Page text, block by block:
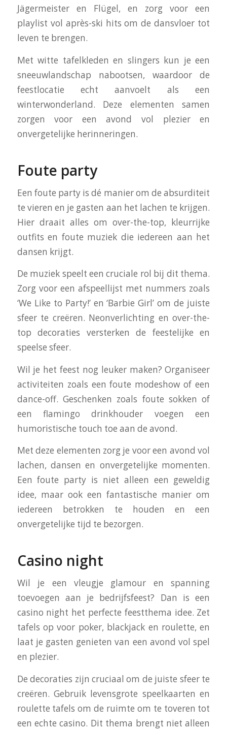
Jägermeister en Flügel, en zorg voor een
playlist vol après-ski hits om de dansvloer tot
leven te brengen.
Met witte tafelkleden en slingers kun je een
sneeuwlandschap nabootsen, waardoor de
feestlocatie echt aanvoelt als een
winterwonderland. Deze elementen samen
zorgen voor een avond vol plezier en
onvergetelijke herinneringen.
Foute party
Een foute party is dé manier om de absurditeit
te vieren en je gasten aan het lachen te krijgen.
Hier draait alles om over-the-top, kleurrijke
outfits en foute muziek die iedereen aan het
dansen krijgt.
De muziek speelt een cruciale rol bij dit thema.
Zorg voor een afspeellijst met nummers zoals
‘We Like to Party!’ en ‘Barbie Girl’ om de juiste
sfeer te creëren. Neonverlichting en over-the-
top decoraties versterken de feestelijke en
speelse sfeer.
Wil je het feest nog leuker maken? Organiseer
activiteiten zoals een foute modeshow of een
dance-off. Geschenken zoals foute sokken of
een flamingo drinkhouder voegen een
humoristische touch toe aan de avond.
Met deze elementen zorg je voor een avond vol
lachen, dansen en onvergetelijke momenten.
Een foute party is niet alleen een geweldig
idee, maar ook een fantastische manier om
iedereen betrokken te houden en een
onvergetelijke tijd te bezorgen.
Casino night
Wil je een vleugje glamour en spanning
toevoegen aan je bedrijfsfeest? Dan is een
casino night het perfecte feestthema idee. Zet
tafels op voor poker, blackjack en roulette, en
laat je gasten genieten van een avond vol spel
en plezier.
De decoraties zijn cruciaal om de juiste sfeer te
creëren. Gebruik levensgrote speelkaarten en
roulette tafels om de ruimte om te toveren tot
een echte casino. Dit thema brengt niet alleen